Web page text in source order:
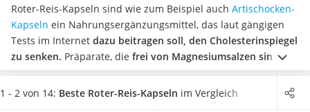
Reisehaartrockner
Eiweißpulver
Magnesiumpräparat
Katzenklappe
Nackenmassagegerät
Zeckenschutz Katze
Roter-Reis-Kapseln sind wie zum Beispiel auch Artischocken-
Kapseln ein Nahrungsergänzungsmittel, das laut gängigen
Tests im Internet dazu beitragen soll, den Cholesterinspiegel
zu senken. Präparate, die frei von Magnesiumsalzen sind,
gelten dabei als besonders gut, da so die Inhaltsstoffe
besser vom Körper aufgenommenwerden können.
Wählen
1 - 2 von 14: Beste Roter-Reis-Kapseln im Vergleich